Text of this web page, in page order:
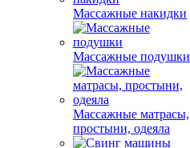
Массажные накидки
Массажные подушки
Массажные матрасы,
простыни, одеяла